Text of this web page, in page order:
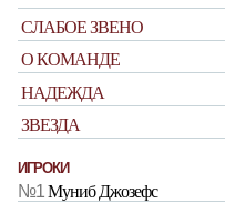
СЛАБОЕ ЗВЕНО
О КОМАНДЕ
НАДЕЖДА
ЗВЕЗДА
ИГРОКИ
№1Муниб Джозефс